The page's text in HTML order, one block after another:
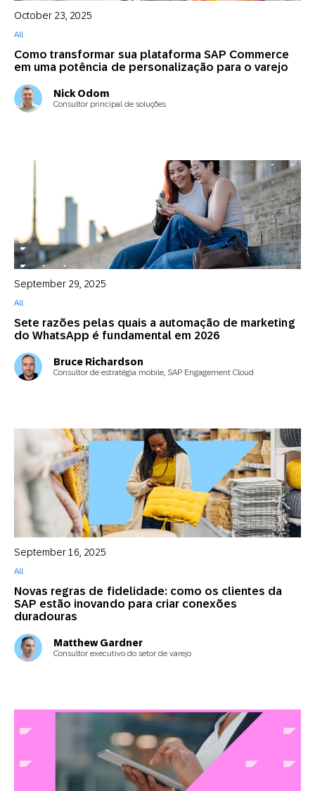
Como transformar sua plataforma SAP Commerce
em uma potência de personalização para o varejo
October 23, 2025
All
Nick Odom
Consultor principal de soluções
Sete razões pelas quais a automação de marketing
do WhatsApp é fundamental em 2026
September 29, 2025
All
Bruce Richardson
Consultor de estratégia mobile, SAP Engagement Cloud
Novas regras de fidelidade: como os clientes da
SAP estão inovando para criar conexões
duradouras
September 16, 2025
All
Matthew Gardner
Consultor executivo do setor de varejo